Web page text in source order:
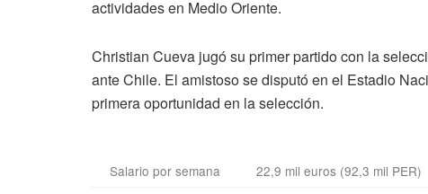
actividades en Medio Oriente.
Christian Cueva jugó su primer partido con la
ante Chile. El amistoso se disputó en el Estadio
primera oportunidad en la selección.
Salario por semana
22,9 mil euros (92,3 mil PER)